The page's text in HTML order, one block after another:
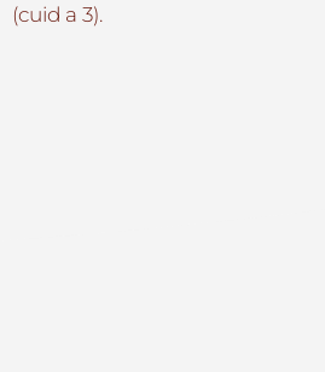
(cuid a 3).